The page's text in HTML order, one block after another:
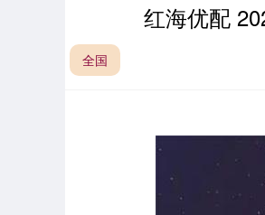
红海优配
全国